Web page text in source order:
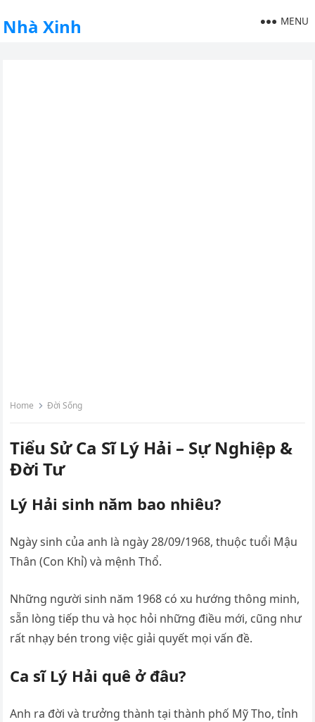
Nhà Xinh MENU
Home Đời Sống
Tiểu Sử Ca Sĩ Lý Hải – Sự Nghiệp &
Đời Tư
Lý Hải sinh năm bao nhiêu?
Ngày sinh của anh là ngày 28/09/1968, thuộc tuổi Mậu
Thân (Con Khỉ) và mệnh Thổ.
Những người sinh năm 1968 có xu hướng thông minh,
sẵn lòng tiếp thu và học hỏi những điều mới, cũng như
rất nhạy bén trong việc giải quyết mọi vấn đề.
Ca sĩ Lý Hải quê ở đâu?
Anh ra đời và trưởng thành tại thành phố Mỹ Tho, tỉnh